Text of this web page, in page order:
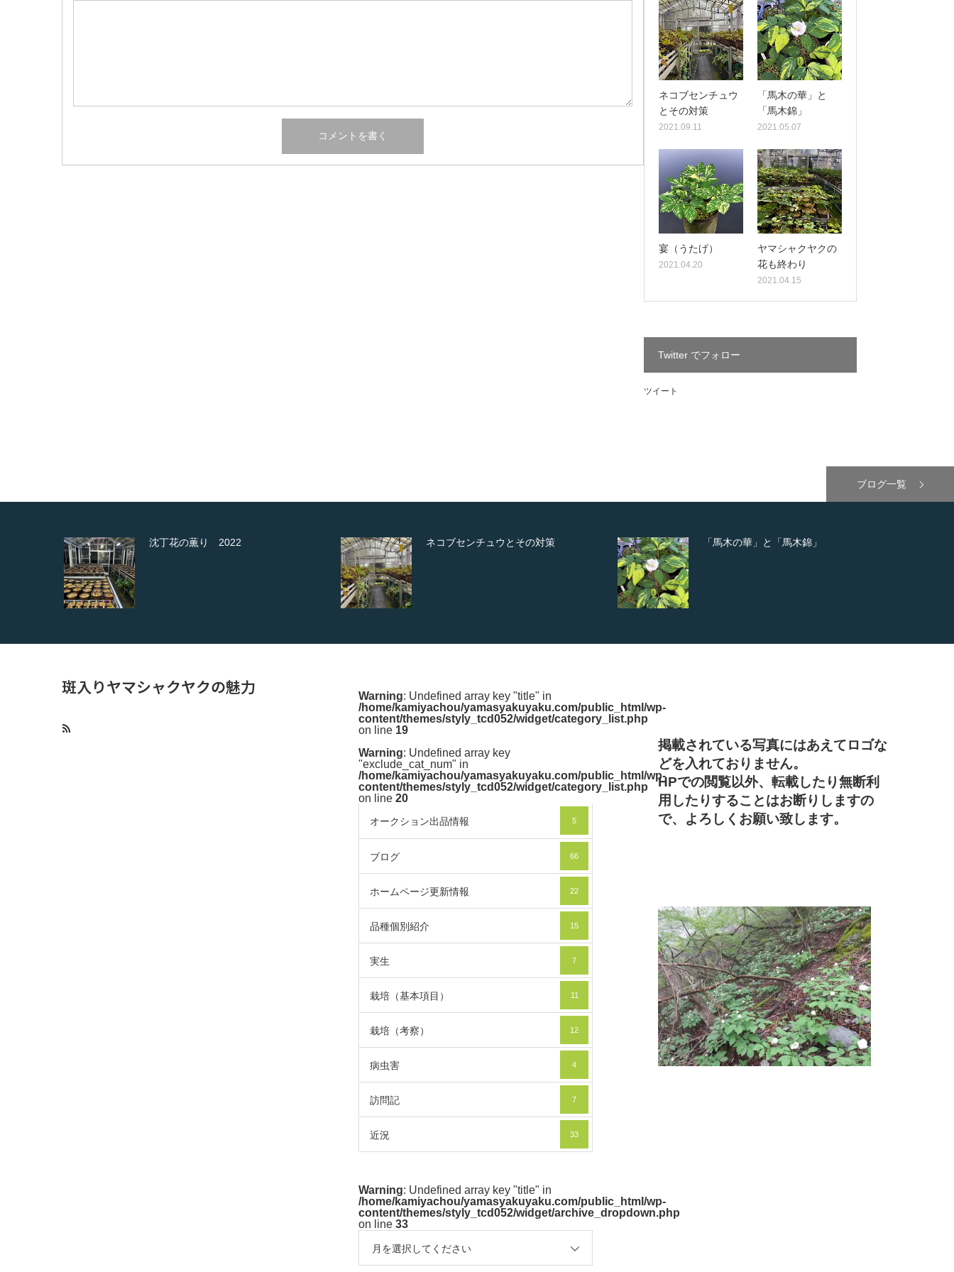
ネコブセンチュウ
とその対策
2021.09.11
「馬木の華」と
「馬木錦」
2021.05.07
宴（うたげ）
2021.04.20
ヤマシャクヤクの
花も終わり
2021.04.15
Twitter でフォロー
ツイート
ブログ一覧
沈丁花の薫り 2022 ネコブセンチュウとその対策 「馬木の華」と「馬木錦」
斑入りヤマシャクヤクの魅力 Warning: Undefined array key "title" in
/home/kamiyachou/yamasyakuyaku.com/public_html/wp-
content/themes/styly_tcd052/widget/category_list.php
on line 19
Warning: Undefined array key
"exclude_cat_num" in
/home/kamiyachou/yamasyakuyaku.com/public_html/wp-
content/themes/styly_tcd052/widget/category_list.php
on line 20
オークション出品情報 5
ブログ 66
ホームページ更新情報 22
品種個別紹介 15
実生 7
栽培（基本項目） 11
栽培（考察） 12
病虫害 4
訪問記 7
近況 33
Warning: Undefined array key "title" in
/home/kamiyachou/yamasyakuyaku.com/public_html/wp-
content/themes/styly_tcd052/widget/archive_dropdown.php
on line 33
月を選択してください
掲載されている写真にはあえてロゴな
どを入れておりません。
HPでの閲覧以外、転載したり無断利
用したりすることはお断りしますの
で、よろしくお願い致します。